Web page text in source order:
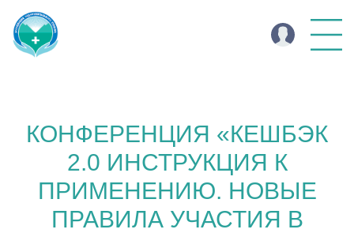
КОНФЕРЕНЦИЯ «КЕШБЭК
2.0 ИНСТРУКЦИЯ К
ПРИМЕНЕНИЮ. НОВЫЕ
ПРАВИЛА УЧАСТИЯ В